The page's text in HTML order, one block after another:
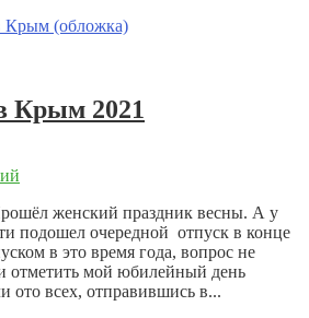
Крым 2021
женский праздник весны. А у
подошел очередной отпуск в конце
в это время года, вопрос не
отметить мой юбилейный день
ото всех, отправившись в...